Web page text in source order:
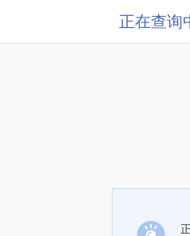
正在查询